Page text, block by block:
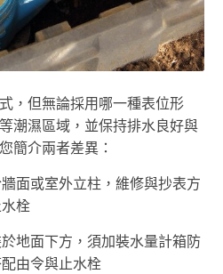
，但無論採用哪一種表位形
潮濕區域，並保持排水良好與
簡介兩者差異：
面或室外立柱，維修與抄表方
栓
地面下方，須加裝水量計箱防
由令與止水栓